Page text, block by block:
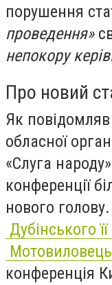
порушення
проведення»
непокору
Про новий
Як
обласної
«Слуга
конференції
нового голову.
Дубінського
конференція